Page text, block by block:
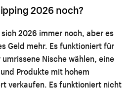
2026 noch?
2026 immer noch, aber es
Geld mehr. Es funktioniert für
Nische wählen, eine
Produkte mit hohem
verkaufen. Es funktioniert nicht